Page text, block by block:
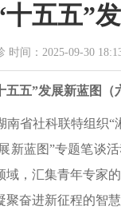
五五”发
间：2025-09-30
五”发展新蓝图（
省社科联特组织
新蓝图”专题笔谈
，汇集青年专家
奋进新征程的智慧